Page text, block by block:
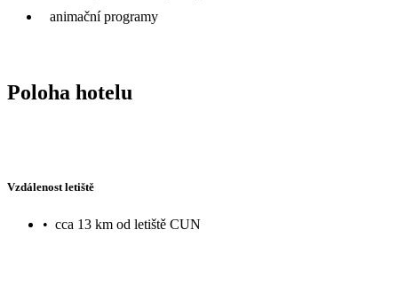
animační programy
Poloha hotelu
Vzdálenost letiště
• cca 13 km od letiště CUN